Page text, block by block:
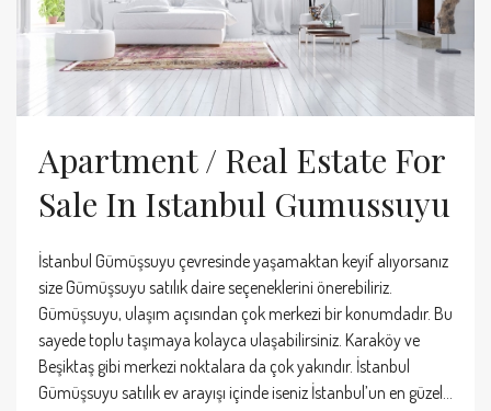
Apartment / Real Estate For
Sale In Istanbul Gumussuyu
İstanbul Gümüşsuyu çevresinde yaşamaktan keyif alıyorsanız
size Gümüşsuyu satılık daire seçeneklerini önerebiliriz.
Gümüşsuyu, ulaşım açısından çok merkezi bir konumdadır. Bu
sayede toplu taşımaya kolayca ulaşabilirsiniz. Karaköy ve
Beşiktaş gibi merkezi noktalara da çok yakındır. İstanbul
Gümüşsuyu satılık ev arayışı içinde iseniz İstanbul’un en güzel...